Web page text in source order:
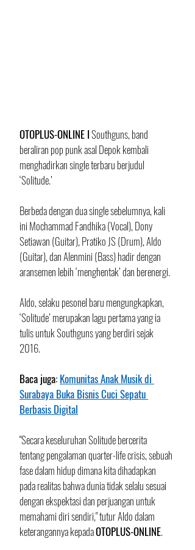
OTOPLUS-ONLINE I Southguns, band
beraliran pop punk asal Depok kembali
menghadirkan single terbaru berjudul
‘Solitude.’
Berbeda dengan dua single sebelumnya, kali
ini Mochammad Fandhika (Vocal), Dony
Setiawan (Guitar), Pratiko JS (Drum), Aldo
(Guitar), dan Alenmini (Bass) hadir dengan
aransemen lebih ‘menghentak’ dan berenergi.
Aldo, selaku pesonel baru mengungkapkan,
‘Solitude’ merupakan lagu pertama yang ia
tulis untuk Southguns yang berdiri sejak
2016.
Baca juga: Komunitas Anak Musik di
Surabaya Buka Bisnis Cuci Sepatu
Berbasis Digital
"Secara keseluruhan Solitude bercerita
tentang pengalaman quarter-life crisis, sebuah
fase dalam hidup dimana kita dihadapkan
pada realitas bahwa dunia tidak selalu sesuai
dengan ekspektasi dan perjuangan untuk
memahami diri sendiri," tutur Aldo dalam
keterangannya kepada OTOPLUS-ONLINE.